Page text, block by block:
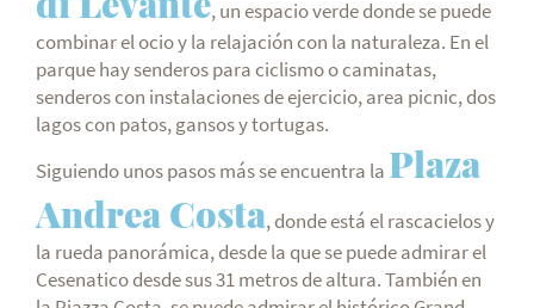
, un espacio verde donde se puede
combinar el ocio y la relajación con la naturaleza. En el
parque hay senderos para ciclismo o caminatas,
senderos con instalaciones de ejercicio, area picnic, dos
lagos con patos, gansos y tortugas.
Siguiendo unos pasos más se encuentra la Plaza
Andrea Costa, donde está el rascacielos y
la rueda panorámica, desde la que se puede admirar el
Cesenatico desde sus 31 metros de altura. También en